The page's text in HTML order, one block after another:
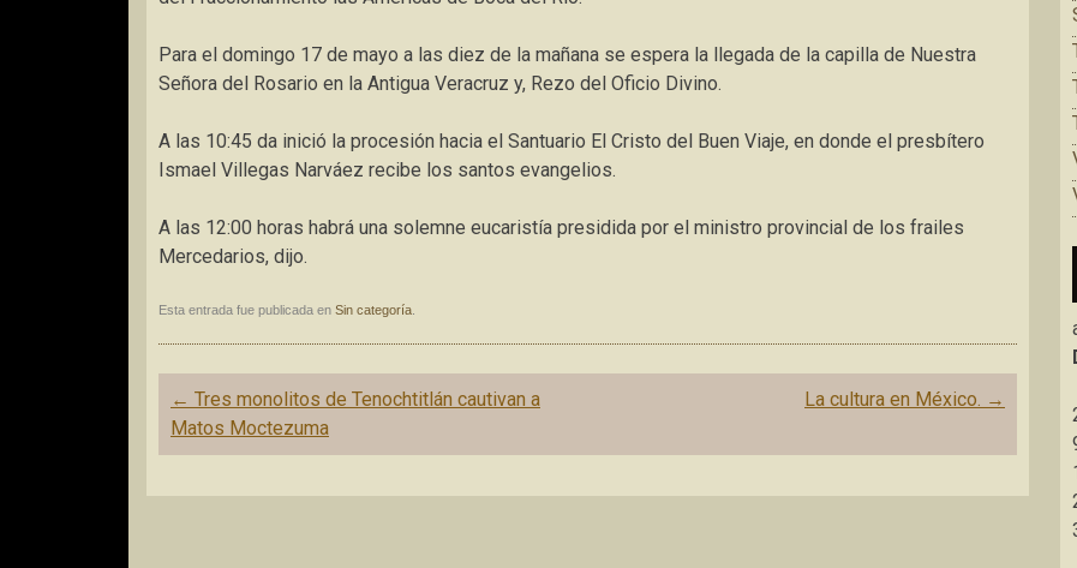
Para el domingo 17 de mayo a las diez de la mañana se espera la llegada de la capilla de Nuestra
Señora del Rosario en la Antigua Veracruz y, Rezo del Oficio Divino.
A las 10:45 da inició la procesión hacia el Santuario El Cristo del Buen Viaje, en donde el presbítero
Ismael Villegas Narváez recibe los santos evangelios.
A las 12:00 horas habrá una solemne eucaristía presidida por el ministro provincial de los frailes
Mercedarios, dijo.
Esta entrada fue publicada en Sin categoría
Navegación
de
entradas
← Tres monolitos de Tenochtitlán cautivan a
Matos Moctezuma
La cultura en México. →